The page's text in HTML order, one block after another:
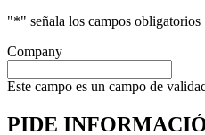
"*" señala los campos obligatorios
Company
Este campo es un campo de
PIDE